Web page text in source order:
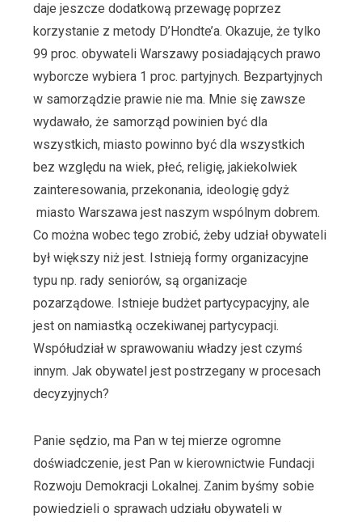
daje jeszcze dodatkową przewagę poprzez
korzystanie z metody D’Hondte’a. Okazuje, że tylko
99 proc. obywateli Warszawy posiadających prawo
wyborcze wybiera 1 proc. partyjnych. Bezpartyjnych
w samorządzie prawie nie ma. Mnie się zawsze
wydawało, że samorząd powinien być dla
wszystkich, miasto powinno być dla wszystkich
bez względu na wiek, płeć, religię, jakiekolwiek
zainteresowania, przekonania, ideologię gdyż
miasto Warszawa jest naszym wspólnym dobrem.
Co można wobec tego zrobić, żeby udział obywateli
był większy niż jest. Istnieją formy organizacyjne
typu np. rady seniorów, są organizacje
pozarządowe. Istnieje budżet partycypacyjny, ale
jest on namiastką oczekiwanej partycypacji.
Współudział w sprawowaniu władzy jest czymś
innym. Jak obywatel jest postrzegany w procesach
decyzyjnych?
Panie sędzio, ma Pan w tej mierze ogromne
doświadczenie, jest Pan w kierownictwie Fundacji
Rozwoju Demokracji Lokalnej. Zanim byśmy sobie
powiedzieli o sprawach udziału obywateli w